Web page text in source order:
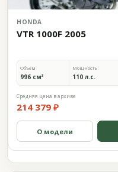
HONDA
VTR 1000F 2005
Объём
996 см³
Мощность
110 л.с.
Средняя цена в архиве
214 379 ₽
О модели